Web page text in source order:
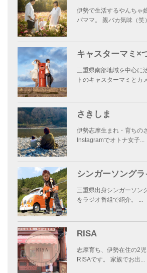
伊勢で生活するやんちゃ
パママ。 親バカ気味（笑
キャスターマミ×
三重県南部地域を中心に
トのキャスターマミとカ
さきしま
伊勢志摩生まれ・育ちの
Instagramでオトナ女子...
シンガーソング
三重県出身シンガーソン
をラジオ番組で紹介。 ...
RISA
志摩育ち、伊勢在住の2
RISAです。 家族でお出...